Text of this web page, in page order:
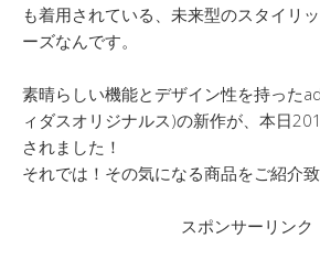
も着用されている、未来型のスタイリ
ーズなんです。
素晴らしい機能とデザイン性を持った
ィダスオリジナルス)の新作が、本日
されました！
それでは！その気になる商品をご紹介致
スポンサーリンク